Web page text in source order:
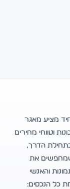
מציע מאגר
וטווחי מחירים
הדרך,
את
והאנשי
כל הנכסים: